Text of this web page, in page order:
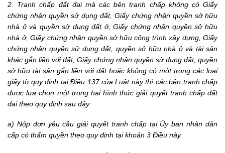
2. Tranh chấp đất đai mà các bên tranh chấp không có Giấy
chứng nhận quyền sử dụng đất, Giấy chứng nhận quyền sở hữu
nhà ở và quyền sử dụng đất ở, Giấy chứng nhận quyền sở hữu
nhà ở, Giấy chứng nhận quyền sở hữu công trình xây dựng, Giấy
chứng nhận quyền sử dụng đất, quyền sở hữu nhà ở và tài sản
khác gắn liền với đất, Giấy chứng nhận quyền sử dụng đất, quyền
sở hữu tài sản gắn liền với đất hoặc không có một trong các loại
giấy tờ quy định tại Điều 137 của Luật này thì các bên tranh chấp
được lựa chọn một trong hai hình thức giải quyết tranh chấp đất
đai theo quy định sau đây:
a) Nộp đơn yêu cầu giải quyết tranh chấp tại Ủy ban nhân dân
cấp có thẩm quyền theo quy định tại khoản 3 Điều này.